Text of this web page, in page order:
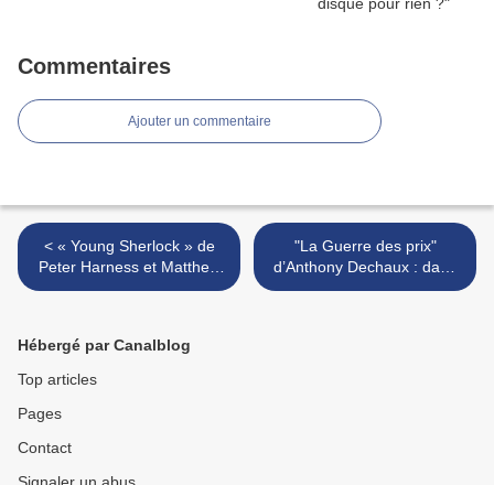
Commentaires
Ajouter un commentaire
< « Young Sherlock » de
Peter Harness et Matthew
Parkhill : Holmes avant
"La Guerre des prix"
d’Anthony Dechaux : dans
la gueule du loup… >
Hébergé par Canalblog
Top articles
Pages
Contact
Signaler un abus